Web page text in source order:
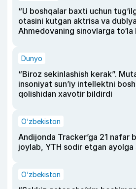
“U boshqalar baxti uchun
otasini kutgan aktrisa va
Ahmedovaning sinovlarga to‘la
Dunyo
“Biroz sekinlashish kerak”.
insoniyat sun’iy intellektni
qolishidan xavotir bildirdi
O‘zbekiston
Andijonda Tracker’ga 21 nafar
joylab, YTH sodir etgan ayolga
O‘zbekiston